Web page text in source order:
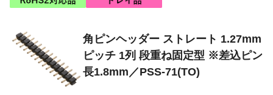
注文・見積りについて
ご利用ガイド
お問い合わせ窓口
角ピンヘッダー ストレート 1.27mm
ピッチ 1列 段重ね固定型 ※差込ピン
長1.8mm／PSS-71(TO)